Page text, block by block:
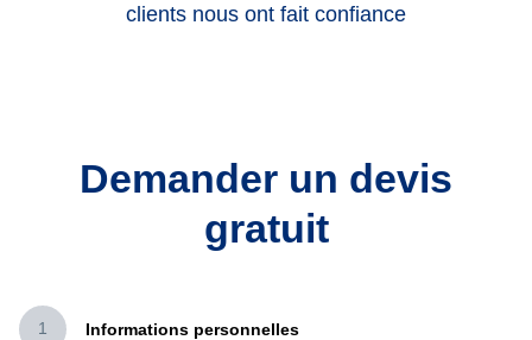
clients nous ont fait confiance
Demander un devis
gratuit
1 Informations personnelles